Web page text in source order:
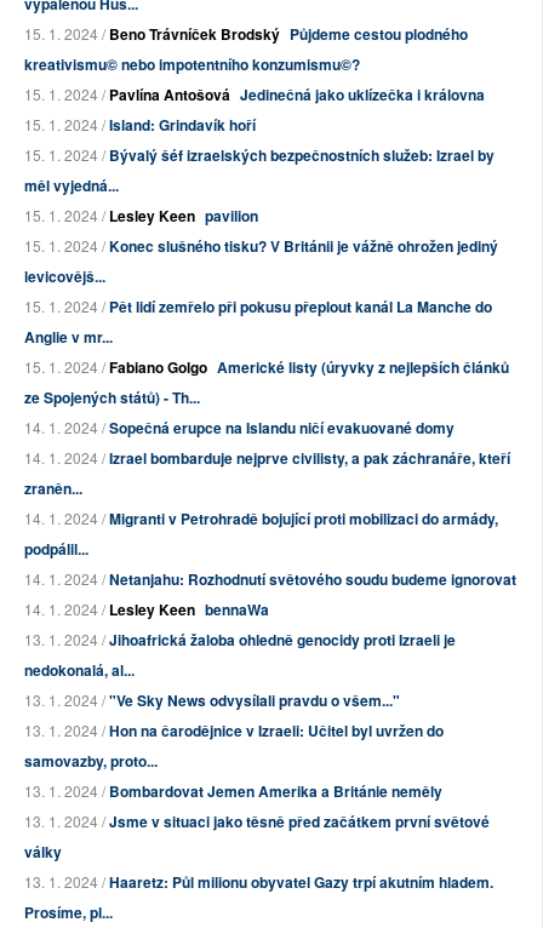
15. 1. 2024 /Beno Trávníček Brodský Půjdeme cestou plodného
kreativismu© nebo impotentního konzumismu©?
15. 1. 2024 /Pavlína Antošová Jedinečná jako uklízečka i královna
15. 1. 2024 /Island: Grindavík hoří
15. 1. 2024 /Bývalý šéf izraelských bezpečnostních služeb: Izrael by
měl vyjedná...
15. 1. 2024 /Lesley Keen pavilion
15. 1. 2024 /Konec slušného tisku? V Británii je vážně ohrožen jediný
levicovějš...
15. 1. 2024 /Pět lidí zemřelo při pokusu přeplout kanál La Manche do
Anglie v mr...
15. 1. 2024 /Fabiano Golgo Americké listy (úryvky z nejlepších článků
ze Spojených států) - Th...
14. 1. 2024 /Sopečná erupce na Islandu ničí evakuované domy
14. 1. 2024 /Izrael bombarduje nejprve civilisty, a pak záchranáře, kteří
zraněn...
14. 1. 2024 /Migranti v Petrohradě bojující proti mobilizaci do armády,
podpálil...
14. 1. 2024 /Netanjahu: Rozhodnutí světového soudu budeme ignorovat
14. 1. 2024 /Lesley Keen bennaWa
13. 1. 2024 /Jihoafrická žaloba ohledně genocidy proti Izraeli je
nedokonalá, al...
13. 1. 2024 /"Ve Sky News odvysílali pravdu o všem..."
13. 1. 2024 /Hon na čarodějnice v Izraeli: Učitel byl uvržen do
samovazby, proto...
13. 1. 2024 /Bombardovat Jemen Amerika a Británie neměly
13. 1. 2024 /Jsme v situaci jako těsně před začátkem první světové
války
13. 1. 2024 /Haaretz: Půl milionu obyvatel Gazy trpí akutním hladem.
Prosíme, pl...